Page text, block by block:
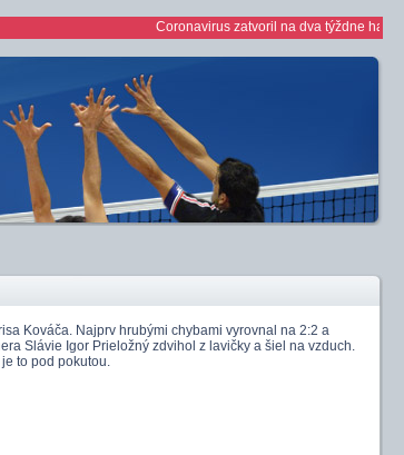
Coronavirus zatvoril na dva týždne haly
Kováča. Najprv hrubými chybami vyrovnal na 2:2 a
Slávie Igor Prieložný zdvihol z lavičky a šiel na vzduch.
to pod pokutou.